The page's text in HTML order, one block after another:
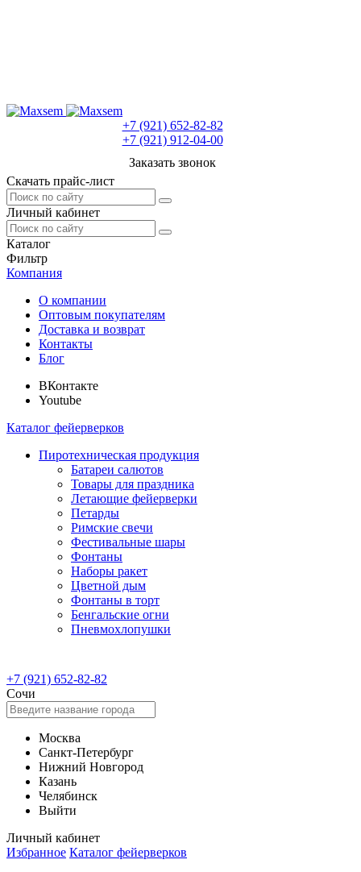
+7 (921) 652-82-82
+7 (921) 912-04-00
Заказать звонок
Скачать прайс-лист
Личный кабинет
Каталог
Фильтр
Компания
О компании
Оптовым покупателям
Доставка и возврат
Контакты
Блог
ВКонтакте
Youtube
Каталог фейерверков
Пиротехническая продукция
Батареи салютов
Товары для праздника
Летающие фейерверки
Петарды
Римские свечи
Фестивальные шары
Фонтаны
Наборы ракет
Цветной дым
Фонтаны в торт
Бенгальские огни
Пневмохлопушки
+7 (921) 652-82-82
Сочи
Москва
Санкт-Петербург
Нижний Новгород
Казань
Челябинск
Выйти
Личный кабинет
Избранное Каталог фейерверков